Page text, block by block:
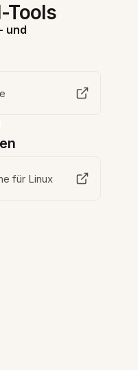
Tools
und
für Linux